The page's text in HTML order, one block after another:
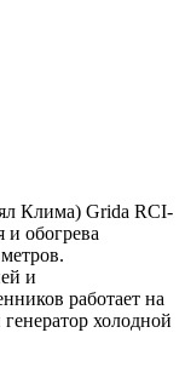
Клима) Grida RCI-
и обогрева
и
работает на
холодной